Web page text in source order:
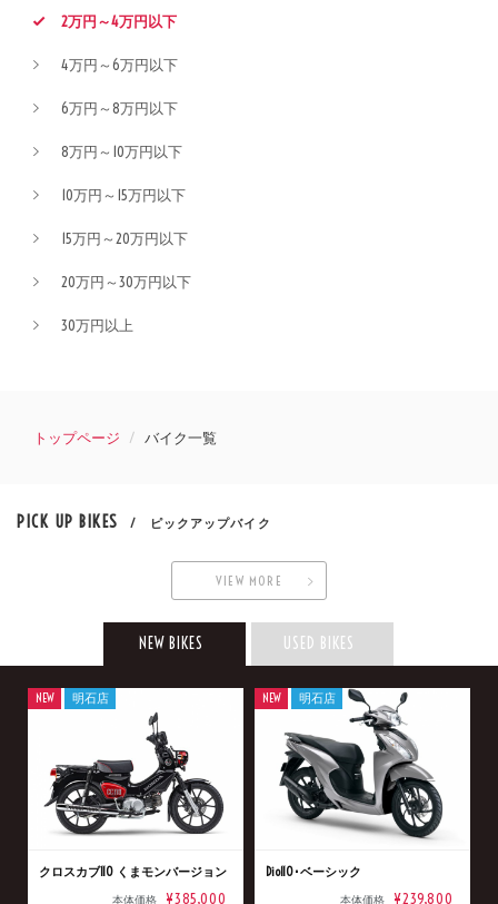
2万円～4万円以下
4万円～6万円以下
6万円～8万円以下
8万円～10万円以下
10万円～15万円以下
15万円～20万円以下
20万円～30万円以下
30万円以上
トップページ バイク一覧
PICK UP BIKES / ピックアップバイク
VIEW MORE
NEW BIKES USED BIKES
クロスカブ110 くまモンバージョン
本体価格 ¥385,000
NEW 明石店
Dio110･ベーシック
本体価格 ¥239,800
NEW 明石店